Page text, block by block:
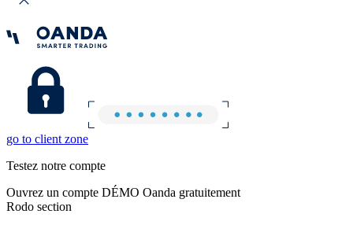
go to client zone
Testez notre compte
Ouvrez un compte DÉMO Oanda gratuitement
Rodo section